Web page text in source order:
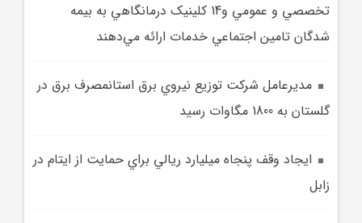
تخصصي و عمومي و14 کلينيک درمانگاهي به بيمه
شدگان تامين اجتماعي خدمات ارائه مي‌دهند
مديرعامل شرکت توزيع نيروي برق استانمصرف برق در
گلستان به 1800 مگاوات رسيد
ايجاد وقف پنجاه ميليارد ريالي براي حمايت از ايتام در
زابل